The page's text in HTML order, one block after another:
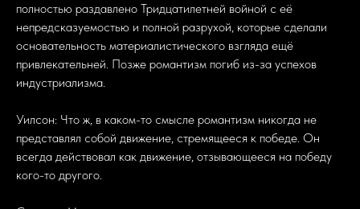
полностью раздавлено Тридцатилетней войной с её
непредсказуемостью и полной разрухой, которые сделали
основательность материалистического взгляда ещё
привлекательней. Позже романтизм погиб из-за успехов
индустриализма.
Уилсон: Что ж, в каком-то смысле романтизм никогда не
представлял собой движение, стремящееся к победе. Он
всегда действовал как движение, отзывающееся на победу
кого-то другого.